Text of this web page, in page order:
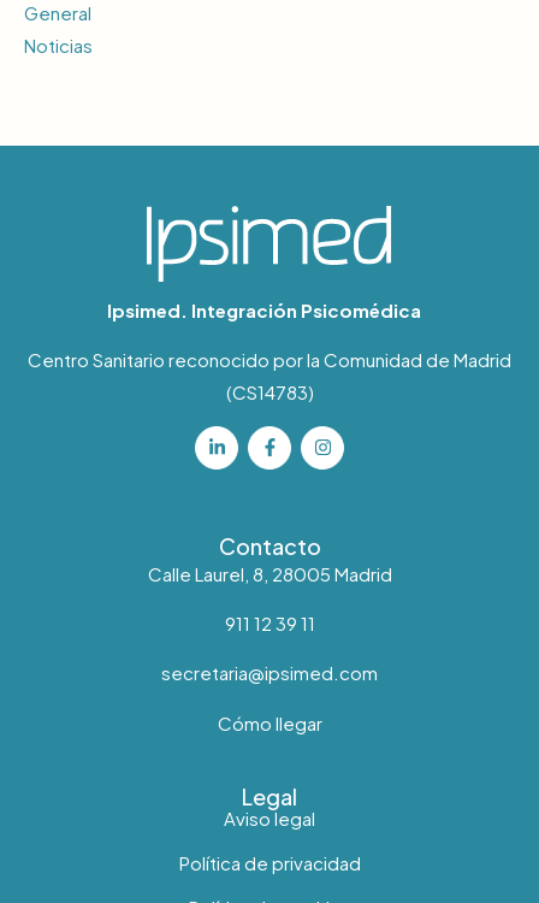
General
Noticias
Ipsimed. Integración Psicomédica
Centro Sanitario reconocido por la Comunidad de Madrid
(CS14783)
Contacto
Calle Laurel, 8, 28005 Madrid
911 12 39 11
secretaria@ipsimed.com
Cómo llegar
Legal
Aviso legal
Política de privacidad